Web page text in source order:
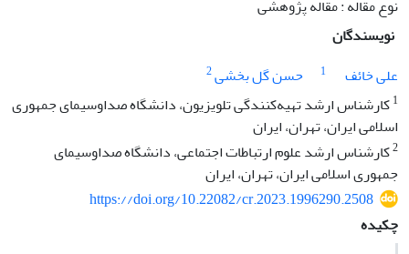
نوع مقاله : مقاله پژوهشی
نویسندگان
علی خائف
1 حسن گل بخشی2
1کارشناس ارشد تهیه‌کنندگی تلویزیون، دانشگاه صداوسیمای جمهوری
اسلامی ایران، تهران، ایران
2کارشناس ارشد علوم ارتباطات اجتماعی، دانشگاه صداوسیمای
جمهوری اسلامی ایران، تهران، ایران
https://doi.org/10.22082/cr.2023.1996290.2508
چکیده